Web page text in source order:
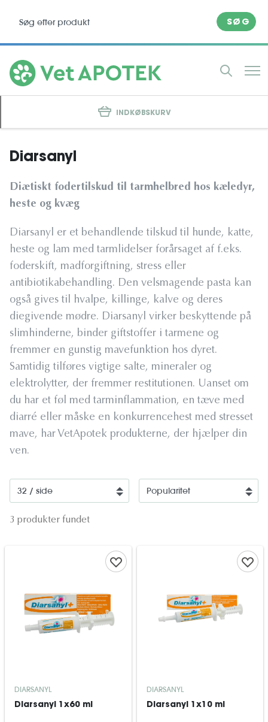
SØG
INDKØBSKURV
Diarsanyl
Diætiskt fodertilskud til tarmhelbred hos kæledyr,
heste og kvæg
Diarsanyl er et behandlende tilskud til hunde, katte,
heste og lam med tarmlidelser forårsaget af f.eks.
foderskift, madforgiftning, stress eller
antibiotikabehandling. Den velsmagende pasta kan
også gives til hvalpe, killinge, kalve og deres
diegivende mødre. Diarsanyl virker beskyttende på
slimhinderne, binder giftstoffer i tarmene og
fremmer en gunstig mavefunktion hos dyret.
Samtidig tilføres vigtige salte, mineraler og
elektrolytter, der fremmer restitutionen. Uanset om
du har et føl med tarminflammation, en tæve med
diarré eller måske en konkurrencehest med stresset
mave, har VetApotek produkterne, der hjælper din
ven.
3 produkter fundet
DIARSANYL
Diarsanyl 1x60 ml
DIARSANYL
Diarsanyl 1x10 ml